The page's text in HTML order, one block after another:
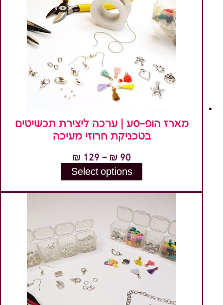
ניתן
לבחור
את
האפשרויות
בעמוד
המוצר
מארז הופ-סע | ערכה ליצירת תכשיטים
בטכניקת חרוזי מעיכה
₪ 90
–
₪ 129
מחירים:Select options
מספר
סוגים.
ניתן
לבחור
האפשרויות
בעמוד